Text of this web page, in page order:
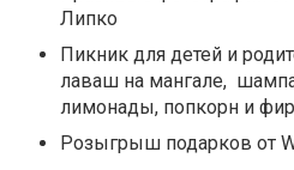
Липко
Пикник для детей и
лаваш на мангале,
лимонады, попкорн и
Розыгрыш подарков от